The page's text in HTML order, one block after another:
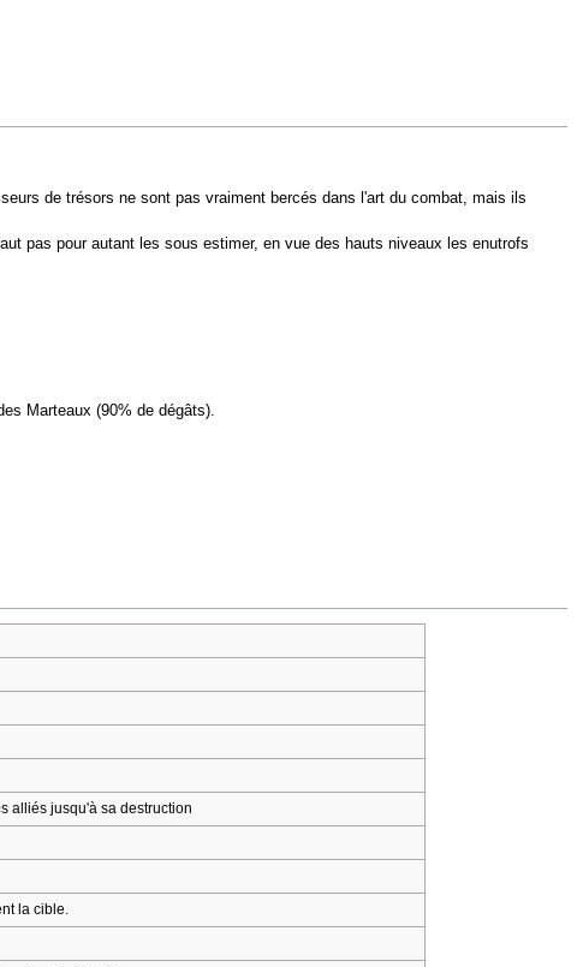
de trésors ne sont pas vraiment bercés dans l'art du combat, mais ils
pas pour autant les sous estimer, en vue des hauts niveaux les enutrofs
Marteaux (90% de dégâts).
alliés jusqu'à sa destruction
la cible.